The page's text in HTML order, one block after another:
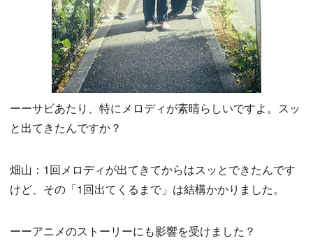
ーーサビあたり、特にメロディが素晴らしいですよ。スッ
と出てきたんですか？
畑山：1回メロディが出てきてからはスッとできたんです
けど、その「1回出てくるまで」は結構かかりました。
ーーアニメのストーリーにも影響を受けました？